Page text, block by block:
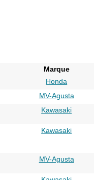
Marque
Honda
MV-Agusta
Kawasaki
Kawasaki
MV-Agusta